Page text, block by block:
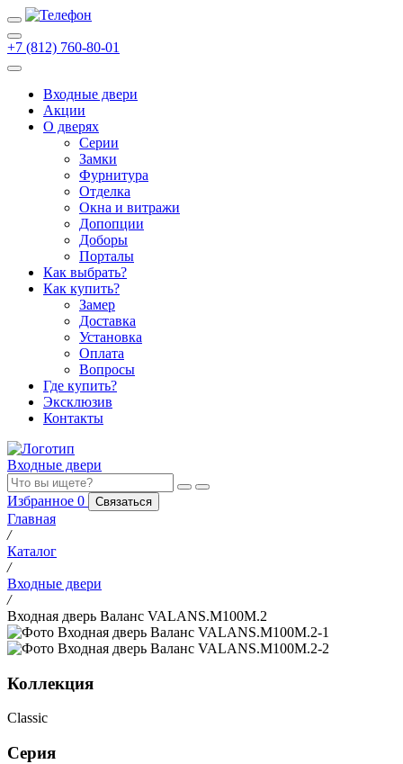
+7 (812) 760-80-01
Входные двери
Акции
О дверях
Cерии
Замки
Фурнитура
Отделка
Окна и витражи
Допопции
Доборы
Порталы
Как выбрать?
Как купить?
Замер
Доставка
Установка
Оплата
Вопросы
Где купить?
Эксклюзив
Контакты
Входные двери
Избранное 0 Связаться
Главная
/
Каталог
/
Входные двери
/
Входная дверь Валанс VALANS.M100M.2
Коллекция
Classic
Серия